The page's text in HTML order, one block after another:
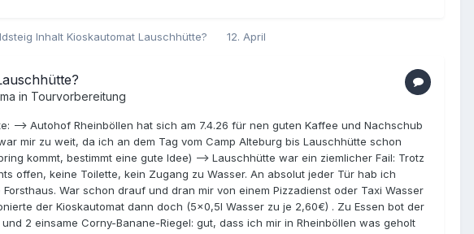
Inhalt Kioskautomat Lauschhütte? 12. April
in Tourvorbereitung
--> Autohof Rheinböllen hat sich am 7.4.26 für nen guten Kaffee und Nachschub
mir zu weit, da ich an dem Tag vom Camp Alteburg bis Lauschhütte schon
kommt, bestimmt eine gute Idee) --> Lauschhütte war ein ziemlicher Fail: Trotz
offen, keine Toilette, kein Zugang zu Wasser. An absolut jeder Tür hab ich
War schon drauf und dran mir von einem Pizzadienst oder Taxi Wasser
der Kioskautomat dann doch (5x0,5l Wasser zu je 2,60€) . Zu Essen bot der
2 einsame Corny-Banane-Riegel: gut, dass ich mir in Rheinböllen was geholt